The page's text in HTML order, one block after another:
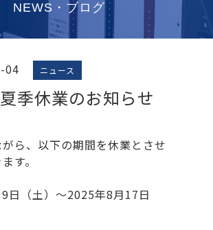
NEWS・ブログ
04 ニュース
季休業のお知らせ
ら、以下の期間を休業とさせ
す。
日（土）～2025年8月17日